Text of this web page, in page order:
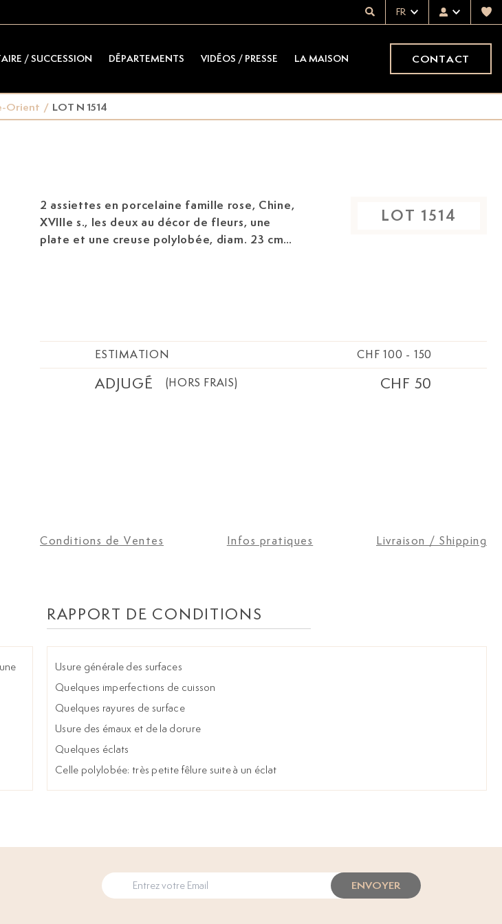
FR
/ SUCCESSION DÉPARTEMENTS VIDÉOS / PRESSE LA MAISON CONTACT
Orient / LOT N 1514
2 assiettes en porcelaine famille rose, Chine,
XVIIIe s.,
plate et une creuse polylobée, diam. 23 cm
LOT 1514
ESTIMATION CHF 100 - 150
ADJUGÉ (HORS FRAIS) CHF 50
Conditions de Ventes Infos pratiques Livraison / Shipping
RAPPORT DE CONDITIONS
Usure générale des surfaces
Quelques imperfections de cuisson
Quelques rayures de surface
Usure des émaux et de la dorure
Quelques éclats
Celle polylobée: très petite fêlure suite à un éclat
ENVOYER